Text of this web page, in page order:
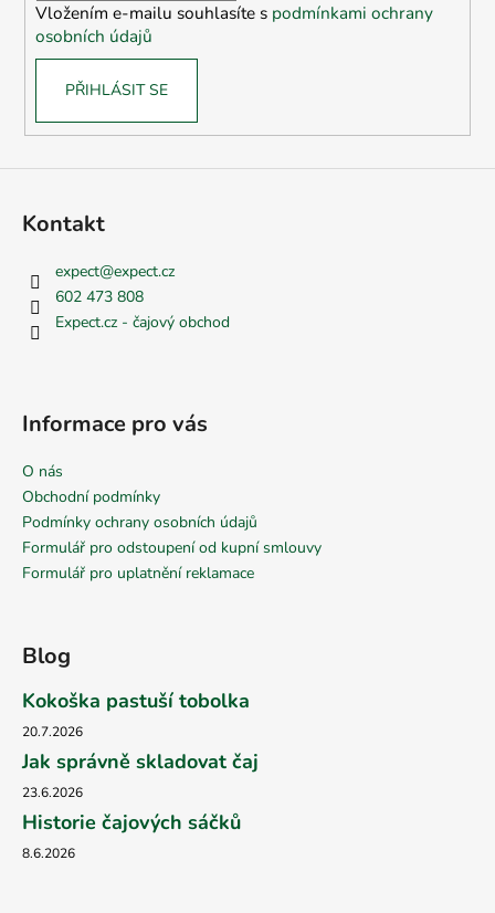
Vložením e-mailu souhlasíte s podmínkami ochrany
osobních údajů
PŘIHLÁSIT SE
Kontakt
expect@expect.cz
602 473 808
Expect.cz - čajový obchod
Informace pro vás
O nás
Obchodní podmínky
Podmínky ochrany osobních údajů
Formulář pro odstoupení od kupní smlouvy
Formulář pro uplatnění reklamace
Blog
Kokoška pastuší tobolka
20.7.2026
Jak správně skladovat čaj
23.6.2026
Historie čajových sáčků
8.6.2026